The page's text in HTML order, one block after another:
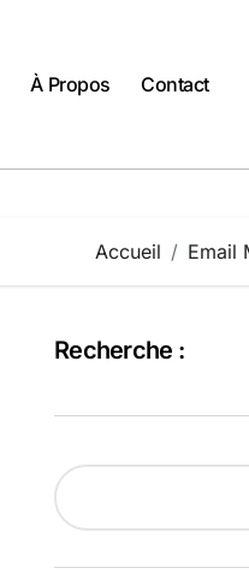
À Propos Contact
Accueil Email
Recherche :
Rechercher